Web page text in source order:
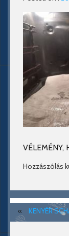
VÉLEMÉNY,
Hozzászólás
« KENYÉR